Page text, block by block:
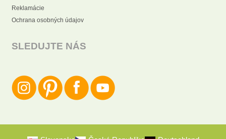
Reklamácie
Ochrana osobných údajov
SLEDUJTE NÁS